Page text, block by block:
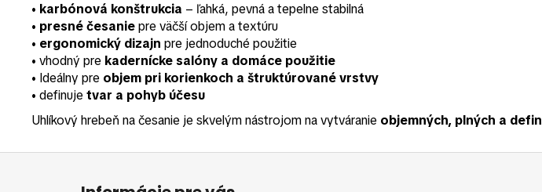
• karbónová konštrukcia – ľahká, pevná a tepelne stabilná
• presné česaniepre väčší objem a textúru
• ergonomický dizajn pre jednoduché použitie
• vhodný pre kadernícke salóny a domáce použitie
• Ideálny pre objem pri korienkoch a štruktúrované vrstvy
• definujetvar a pohyb účesu
Uhlíkový hrebeň na česanie je skvelým nástrojom na vytváranie objemných, plných a